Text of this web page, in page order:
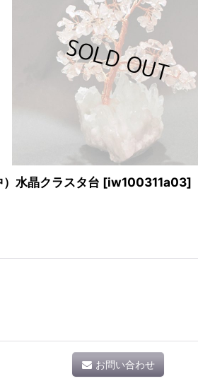
水晶クラスタ台 [iw100311a03]
お問い合わせ